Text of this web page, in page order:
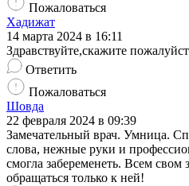
Пожаловаться
Хадижат
14 марта 2024 в 16:11
Здравствуйте,скажите
Ответить
Пожаловаться
Шовда
22 февраля 2024 в 09:39
Замечательный врач. Умница.
слова, нежные руки и
смогла забеременеть. Всем
обращаться только к ней!